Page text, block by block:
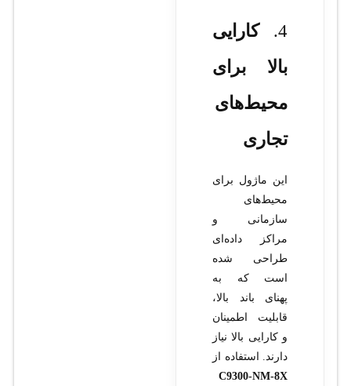
4.
کارایی
بالا برای
محیط‌های
تجاری
این ماژول برای
محیط‌های
سازمانی و
مراکز داده‌ای
طراحی شده
است که به
پهنای باند بالا،
قابلیت اطمینان
و کارایی بالا نیاز
دارند. استفاده از
C9300-NM-8X